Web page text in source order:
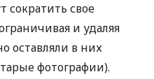
сократить свое
и удаляя
оставляли в них
фотографии).